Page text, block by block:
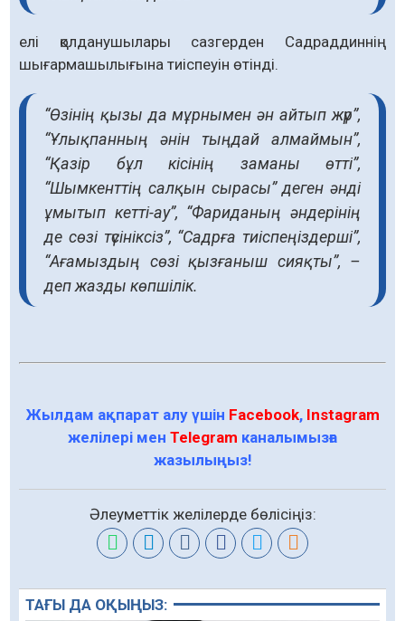
елі қолданушылары сазгерден Садраддиннің
шығармашылығына тиіспеуін өтінді.
“Өзінің қызы да мұрнымен ән айтып жүр”,
“Ұлықпанның әнін тыңдай алмаймын”,
“Қазір бұл кісінің заманы өтті”,
“Шымкенттің салқын сырасы” деген әнді
ұмытып кетті-ау”, “Фариданың әндерінің
де сөзі түсініксіз”, “Садрға тиіспеңіздерші”,
“Ағамыздың сөзі қызғаныш сияқты”, –
деп жазды көпшілік.
Жылдам ақпарат алу үшін Facebook, Instagram
желілері мен Telegram каналымызға
жазылыңыз!
Әлеуметтік желілерде бөлісіңіз:
ТАҒЫ ДА ОҚЫҢЫЗ: